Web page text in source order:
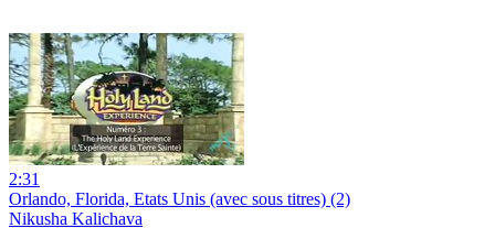
2:31
Orlando, Florida, Etats Unis (avec sous titres) (2)
Nikusha Kalichava